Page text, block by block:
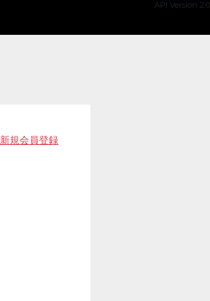
API Version 2.0
新規会員登録